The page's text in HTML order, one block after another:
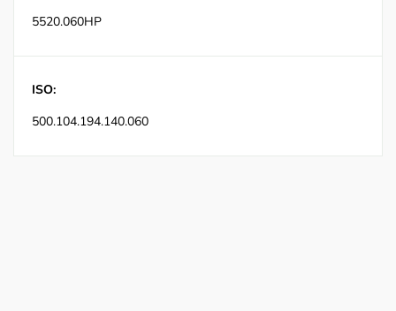
5520.060HP
ISO:
500.104.194.140.060